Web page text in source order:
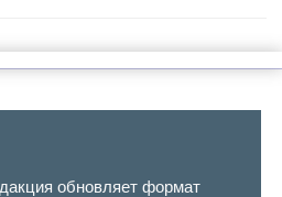
обновляет формат